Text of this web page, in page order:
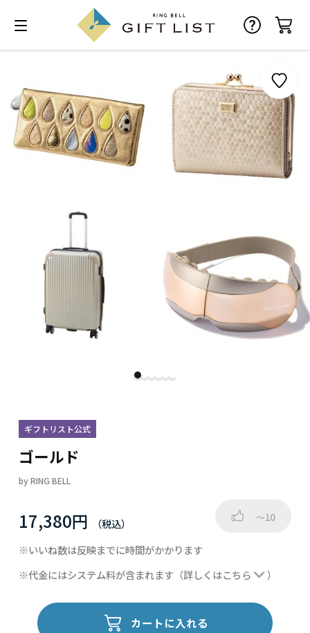
ギフトリスト公式
ゴールド
byRING BELL
17,380円 ～10
※いいね数は反映までに時間がかかります
※代金にはシステム料が含まれます（詳しくはこちら ）
カートに入れる